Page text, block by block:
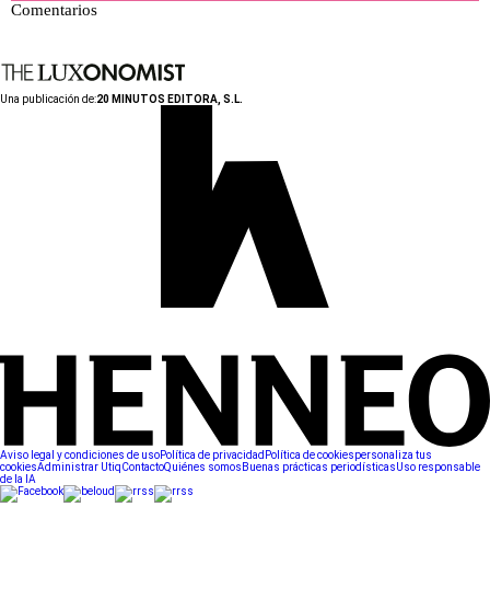
Comentarios
Una publicación de:20 MINUTOS EDITORA, S.L.
Aviso legal y condiciones de usoPolítica de privacidad Política de cookiespersonaliza tus
cookiesAdministrar UtiqContactoQuiénes somos Buenas prácticas periodísticasUso responsable
de la IA